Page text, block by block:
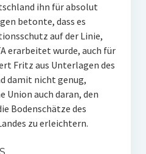
ihn für absolut
betonte, dass es
auf der Linie,
erarbeitet wurde, auch für
Fritz aus Unterlagen des
damit nicht genug,
Union auch daran, den
Bodenschätze des
zu erleichtern.